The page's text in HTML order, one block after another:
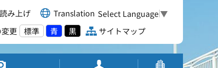
み上げ Translation Select Language▼
更 標準 青 黒 サイトマップ